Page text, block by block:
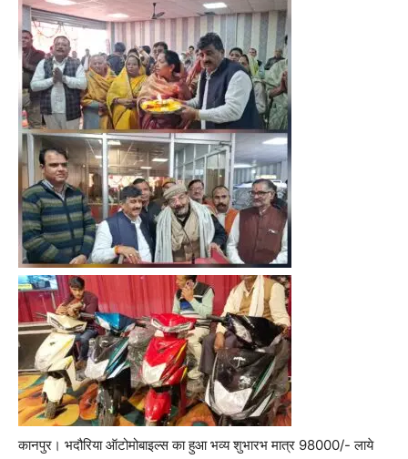
कानपुर। भदौरिया ऑटोमोबाइल्स का हुआ भव्य शुभारभ मात्र 98000/- लाये